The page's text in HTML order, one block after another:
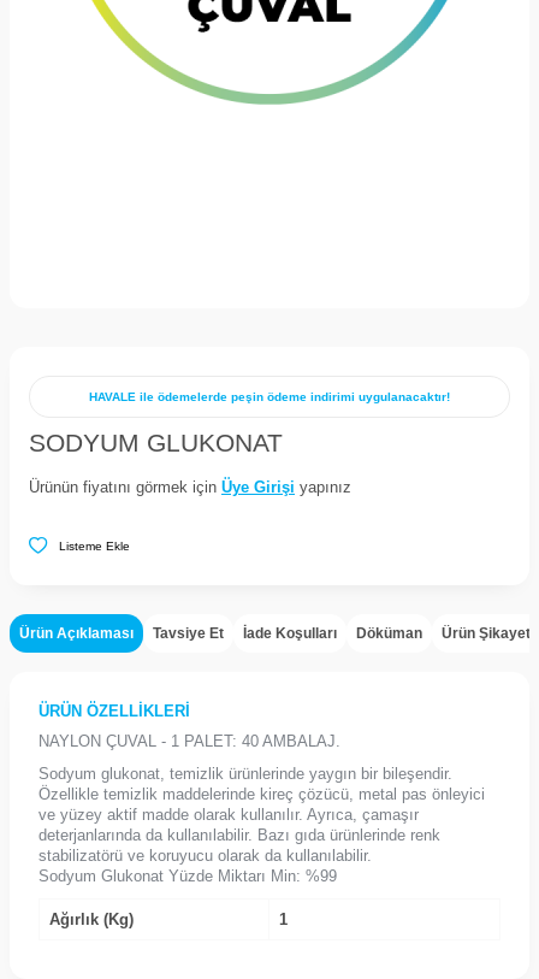
HAVALE ile ödemelerde peşin ödeme indirimi uygulanacaktır!
SODYUM GLUKONAT
Ürünün fiyatını görmek için Üye Girişi yapınız
Listeme Ekle
Ürün Açıklaması Tavsiye Et İade Koşulları Döküman Ürün Şikayet
ÜRÜN ÖZELLİKLERİ
NAYLON ÇUVAL - 1 PALET: 40 AMBALAJ.
Sodyum glukonat, temizlik ürünlerinde yaygın bir bileşendir.
Özellikle temizlik maddelerinde kireç çözücü, metal pas önleyici
ve yüzey aktif madde olarak kullanılır. Ayrıca, çamaşır
deterjanlarında da kullanılabilir. Bazı gıda ürünlerinde renk
stabilizatörü ve koruyucu olarak da kullanılabilir.
Sodyum Glukonat Yüzde Miktarı Min: %99
Ağırlık (Kg) 1